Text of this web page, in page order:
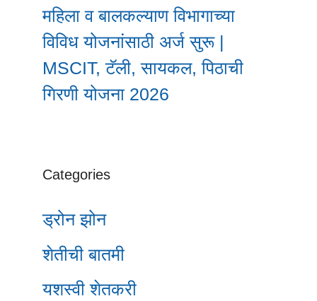
महिला व बालकल्याण विभागाच्या
विविध योजनांसाठी अर्ज सुरू |
MSCIT, टॅली, सायकल, पिठाची
गिरणी योजना 2026
Categories
ड्रोन झोन
शेतीची बातमी
यशस्वी शेतकरी